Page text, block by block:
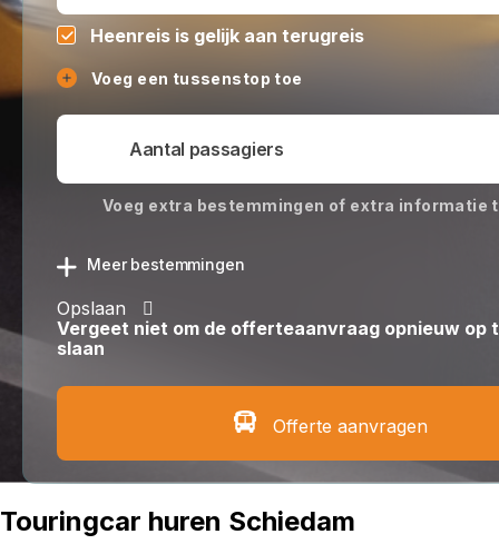
Heenreis is gelijk aan terugreis
Voeg een tussenstop toe
Voeg extra bestemmingen of extra informatie
Meer bestemmingen
Opslaan
Vergeet niet om de offerteaanvraag opnieuw op
slaan
Offerte aanvragen
Touringcar huren Schiedam